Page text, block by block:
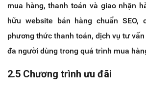
mua hàng, thanh toán và giao nhận
hữu website bán hàng chuẩn SEO,
phương thức thanh toán, dịch vụ tư
đa người dùng trong quá trình mua
2.5 Chương trình ưu đãi